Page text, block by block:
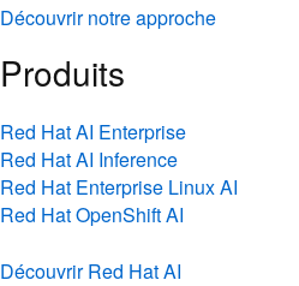
Découvrir notre approche
Produits
Red Hat AI Enterprise
Red Hat AI Inference
Red Hat Enterprise Linux AI
Red Hat OpenShift AI
Découvrir Red Hat AI